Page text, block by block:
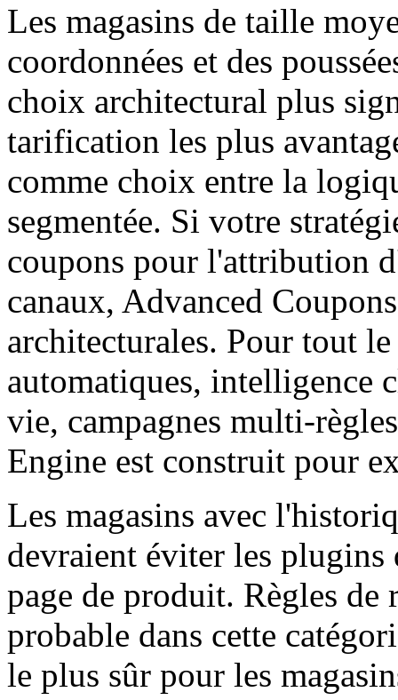
Les magasins de taille
coordonnées et des
choix architectural plus
tarification les plus
comme choix entre la
segmentée. Si votre
coupons pour l'attribution
canaux, Advanced
architecturales. Pour tout
automatiques, intelligence
vie, campagnes multi-
Engine est construit pour
Les magasins avec
devraient éviter les
page de produit. Règles de
probable dans cette
le plus sûr pour les